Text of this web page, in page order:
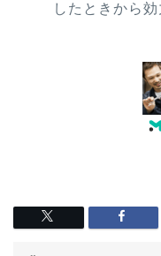
したときから